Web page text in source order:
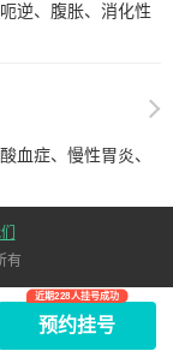
逆、腹胀、消化性
血症、慢性胃炎、
有
预约挂号
近期228人挂号成功